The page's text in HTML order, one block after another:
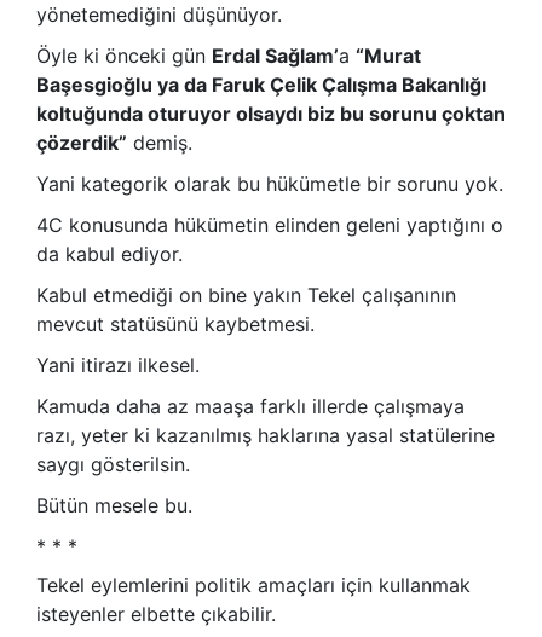
yönetemediğini düşünüyor.
Öyle ki önceki gün Erdal Sağlam’a “Murat
Başesgioğlu ya da Faruk Çelik Çalışma Bakanlığı
koltuğunda oturuyor olsaydı biz bu sorunu çoktan
çözerdik” demiş.
Yani kategorik olarak bu hükümetle bir sorunu yok.
4C konusunda hükümetin elinden geleni yaptığını o
da kabul ediyor.
Kabul etmediği on bine yakın Tekel çalışanının
mevcut statüsünü kaybetmesi.
Yani itirazı ilkesel.
Kamuda daha az maaşa farklı illerde çalışmaya
razı, yeter ki kazanılmış haklarına yasal statülerine
saygı gösterilsin.
Bütün mesele bu.
* * *
Tekel eylemlerini politik amaçları için kullanmak
isteyenler elbette çıkabilir.